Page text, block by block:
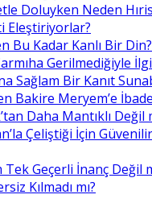
Doluyken Neden
Eleştiriyorlar?
Bu Kadar Kanlı Bir Din?
Gerilmediğiyle
Sağlam Bir Kanıt
Bakire Meryem’e
Daha Mantıklı Değil
Çeliştiği İçin
Geçerli İnanç Değil
Kılmadı mı?